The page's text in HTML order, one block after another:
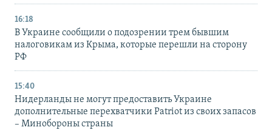
16:18
В Украине сообщили о подозрении трем бывшим
налоговикам из Крыма, которые перешли на сторону
РФ
15:40
Нидерланды не могут предоставить Украине
дополнительные перехватчики Patriot из своих запасов
– Минобороны страны